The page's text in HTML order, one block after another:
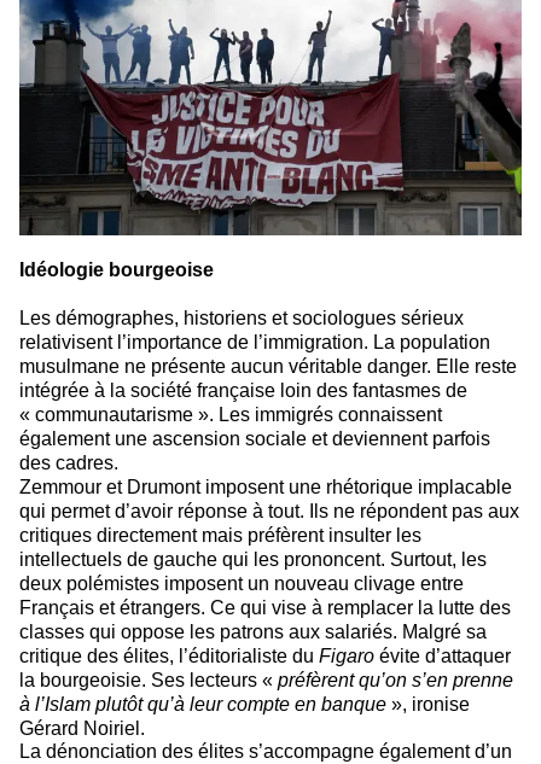
Idéologie bourgeoise
Les démographes, historiens et sociologues sérieux
relativisent l’importance de l’immigration. La population
musulmane ne présente aucun véritable danger. Elle reste
intégrée à la société française loin des fantasmes de
« communautarisme ». Les immigrés connaissent
également une ascension sociale et deviennent parfois
des cadres.
Zemmour et Drumont imposent une rhétorique implacable
qui permet d’avoir réponse à tout. Ils ne répondent pas aux
critiques directement mais préfèrent insulter les
intellectuels de gauche qui les prononcent. Surtout, les
deux polémistes imposent un nouveau clivage entre
Français et étrangers. Ce qui vise à remplacer la lutte des
classes qui oppose les patrons aux salariés. Malgré sa
critique des élites, l’éditorialiste du Figaro évite d’attaquer
la bourgeoisie. Ses lecteurs « préfèrent qu’on s’en prenne
à l’Islam plutôt qu’à leur compte en banque », ironise
Gérard Noiriel.
La dénonciation des élites s’accompagne également d’un